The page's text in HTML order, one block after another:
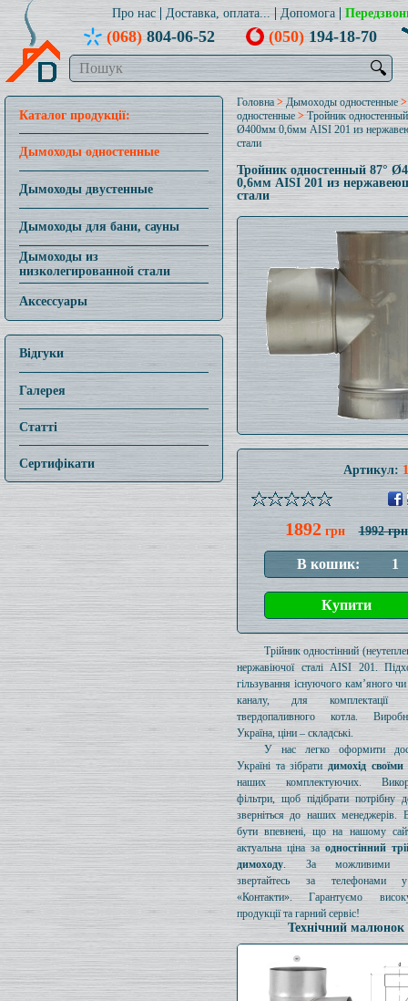
Про нас Доставка, оплата... Допомога
(068)804-06-52 (050)194-18-70
🔍
Каталог продукції:
Дымоходы одностенные
Дымоходы двустенные
Дымоходы для бани, сауны
Дымоходы из
низколегированной стали
Аксессуары
Відгуки
Галерея
Статті
Сертифікати
Головна > Дымоходы одностенные
одностенные >Тройник
Ø400мм 0,6мм AISI 201 из
стали
Тройник одностенный 87°
0,6мм AISI 201 из
стали
Артикул:
1892грн 1992 грн
Трійник одностінний
нержавіючої сталі AISI 201.
гільзування існуючого кам’яного
каналу, для комплектації
твердопаливного котла.
Україна, ціни – складські.
У нас легко оформити
Україні та зібратидимохід
наших комплектуючих.
фільтри, щоб підібрати потрібну
зверніться до наших менеджерів.
бути впевнені, що на нашому
актуальна ціна заодностінний
димоходу. За можливими
звертайтесь за телефонами
«Контакти». Гарантуємо
продукції та гарний сервіс!
Технічний малюнок